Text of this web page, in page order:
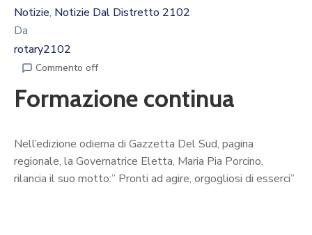
Notizie‚ Notizie Dal Distretto 2102
Da
rotary2102
Commento off
Formazione continua
Nell’edizione odierna di Gazzetta Del Sud, pagina
regionale, la Governatrice Eletta, Maria Pia Porcino,
rilancia il suo motto:” Pronti ad agire, orgogliosi di esserci”